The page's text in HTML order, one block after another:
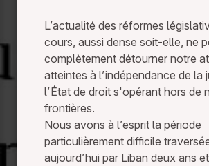
b
a
n
:
s
a
L’actualité des réformes
cours, aussi dense soit-elle, ne
complètement détourner notre
atteintes à l’indépendance de la
l’État de droit s'opérant hors de
frontières.
Nous avons à l’esprit la période
particulièrement difficile
aujourd’hui par Liban deux ans